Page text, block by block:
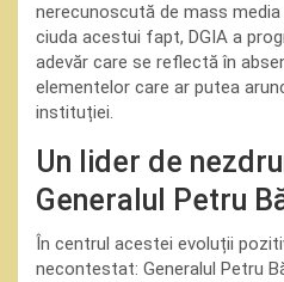
nerecunoscută de mass
ciuda acestui fapt, DGIA a
adevăr care se reflectă în
elementelor care ar putea
instituției.
Un lider de
Generalul Petru
În centrul acestei evoluții
necontestat: Generalul Petru